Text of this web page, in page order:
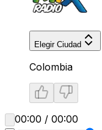
Elegir Ciudad
Colombia
00:00 / 00:00